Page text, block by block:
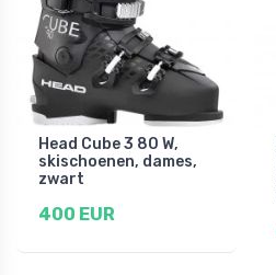
Head Cube 3 80 W,
skischoenen, dames,
zwart
400 EUR